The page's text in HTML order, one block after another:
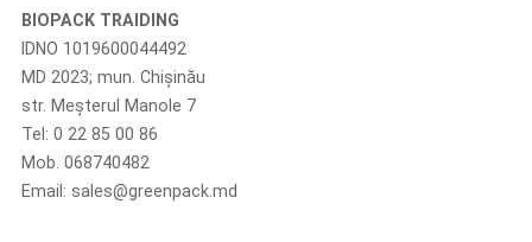
BIOPACK TRAIDING
IDNO 1019600044492
MD 2023; mun. Chișinău
str. Meșterul Manole 7
Tel: 0 22 85 00 86
Mob. 068740482
Email: sales@greenpack.md